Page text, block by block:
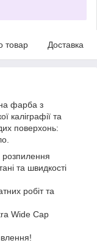
товар Доставка
фарба з
каліграфії та
поверхонь:
розпилення
та швидкості
робіт та
Wide Cap